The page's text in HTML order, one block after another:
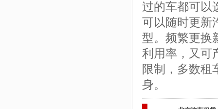
过的车都可以
可以随时更新
型。频繁更换
利用率，又可
限制，多数租
身。